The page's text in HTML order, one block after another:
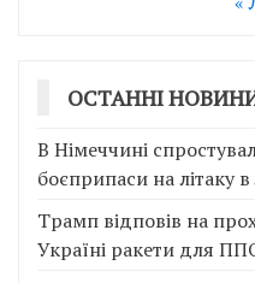
ОСТАННІ
В Німеччині
боєприпаси на літаку
Трамп відповів на
Україні ракети для